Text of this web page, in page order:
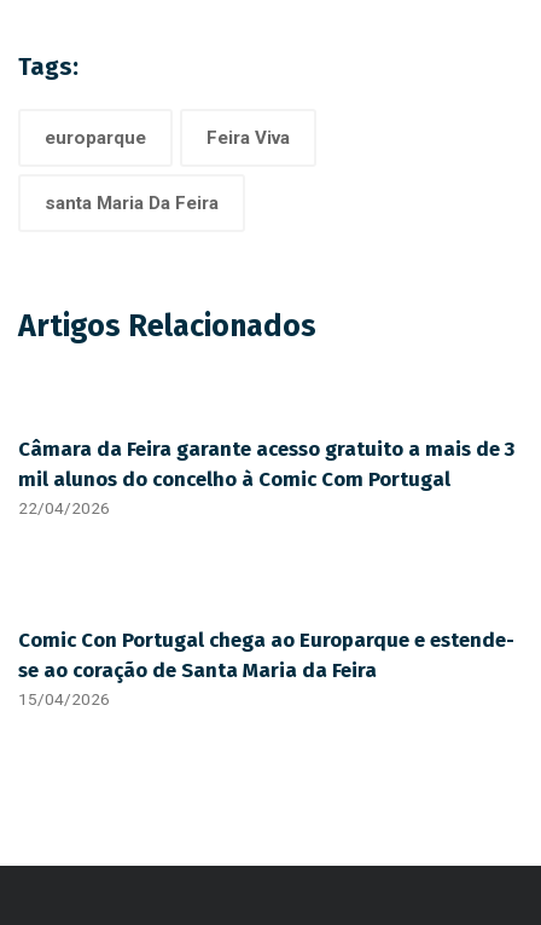
Tags:
europarque Feira Viva
santa Maria Da Feira
Artigos Relacionados
Câmara da Feira garante acesso gratuito a mais de 3
mil alunos do concelho à Comic Com Portugal
22/04/2026
Comic Con Portugal chega ao Europarque e estende-
se ao coração de Santa Maria da Feira
15/04/2026